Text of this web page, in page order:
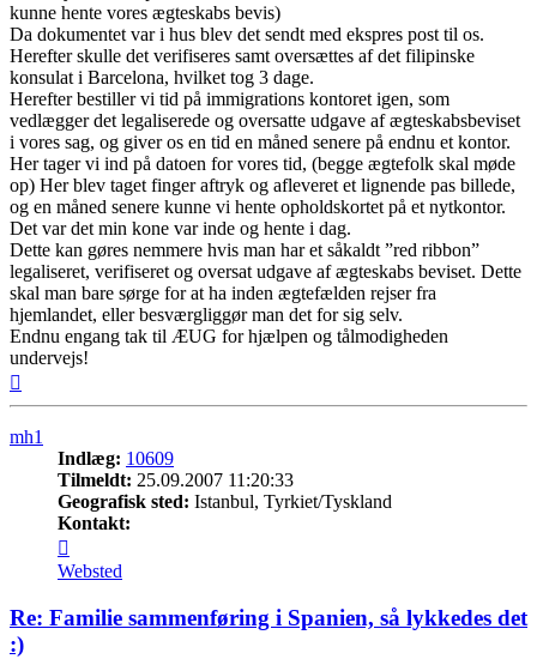
kunne hente vores ægteskabs bevis)
Da dokumentet var i hus blev det sendt med ekspres post til os.
Herefter skulle det verifiseres samt oversættes af det filipinske
konsulat i Barcelona, hvilket tog 3 dage.
Herefter bestiller vi tid på immigrations kontoret igen, som
vedlægger det legaliserede og oversatte udgave af ægteskabsbeviset
i vores sag, og giver os en tid en måned senere på endnu et kontor.
Her tager vi ind på datoen for vores tid, (begge ægtefolk skal møde
op) Her blev taget finger aftryk og afleveret et lignende pas billede,
og en måned senere kunne vi hente opholdskortet på et nytkontor.
Det var det min kone var inde og hente i dag.
Dette kan gøres nemmere hvis man har et såkaldt ”red ribbon”
legaliseret, verifiseret og oversat udgave af ægteskabs beviset. Dette
skal man bare sørge for at ha inden ægtefælden rejser fra
hjemlandet, eller besværgliggør man det for sig selv.
Endnu engang tak til ÆUG for hjælpen og tålmodigheden
undervejs!
mh1
Indlæg: 10609
Tilmeldt: 25.09.2007 11:20:33
Geografisk sted: Istanbul, Tyrkiet/Tyskland
Kontakt:
mh1
Websted
Re: Familie sammenføring i Spanien, så lykkedes det
:)